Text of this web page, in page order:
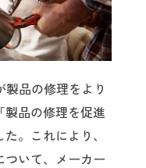
品の修理をより
製品の修理を促進
。これにより、
ついて、メーカー